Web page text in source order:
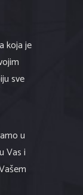
koja je
sve
u
Vas i